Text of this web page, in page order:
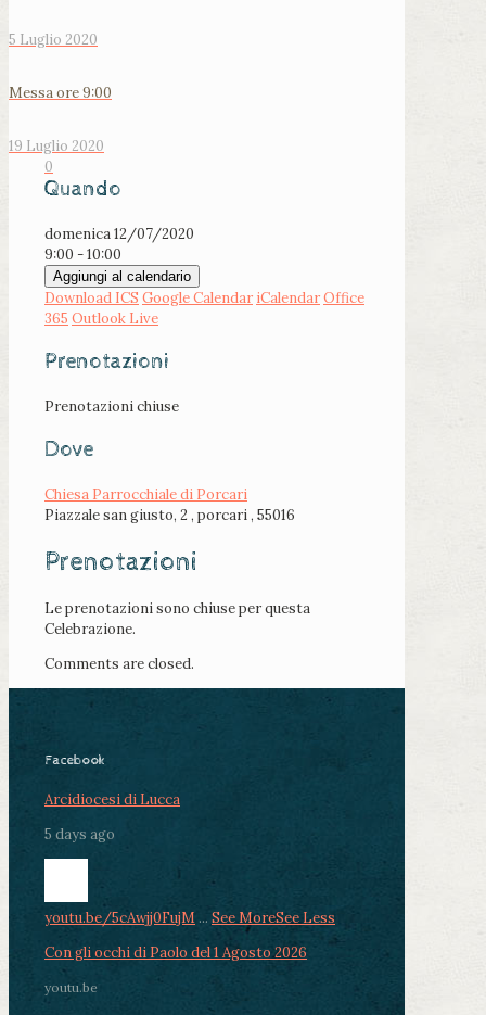
5 Luglio 2020
Messa ore 9:00
19 Luglio 2020
0
Quando
domenica 12/07/2020
9:00 - 10:00
Aggiungi al calendario
Download ICS Google Calendar iCalendarOffice
365 Outlook Live
Prenotazioni
Prenotazioni chiuse
Dove
Chiesa Parrocchiale di Porcari
Piazzale san giusto, 2 , porcari , 55016
Prenotazioni
Le prenotazioni sono chiuse per questa
Celebrazione.
Comments are closed.
Facebook
Arcidiocesi di Lucca
5 days ago
youtu.be/5cAwjj0FujM ... See MoreSee Less
Con gli occhi di Paolo del 1 Agosto 2026
youtu.be